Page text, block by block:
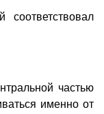
частью
именно от